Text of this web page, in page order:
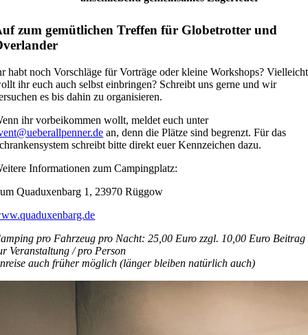
zum gemütlichen Treffen für Globetrotter und
habt noch Vorschläge für Vorträge oder kleine Workshops? Vielleicht
ihr euch auch selbst einbringen? Schreibt uns gerne und wir
es bis dahin zu organisieren.
ihr vorbeikommen wollt, meldet euch unter
an, denn die Plätze sind begrenzt. Für das
schreibt bitte direkt euer Kennzeichen dazu.
Informationen zum Campingplatz:
Quaduxenbarg 1, 23970 Rüggow
pro Fahrzeug pro Nacht: 25,00 Euro zzgl. 10,00 Euro Beitrag
Veranstaltung / pro Person
auch früher möglich (länger bleiben natürlich auch)